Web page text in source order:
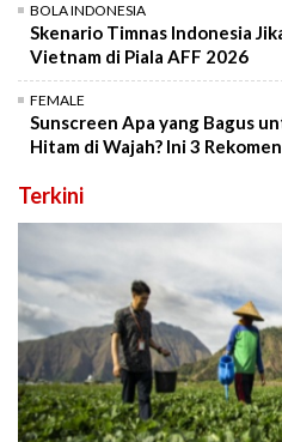
BOLA INDONESIA
Skenario Timnas Indonesia
Vietnam di Piala AFF 2026
FEMALE
Sunscreen Apa yang Bagus
Hitam di Wajah? Ini 3
Terkini